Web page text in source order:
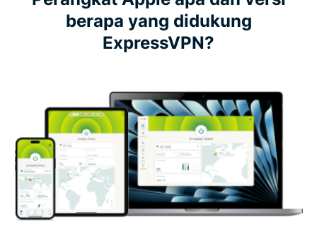
berapa yang didukung
ExpressVPN?